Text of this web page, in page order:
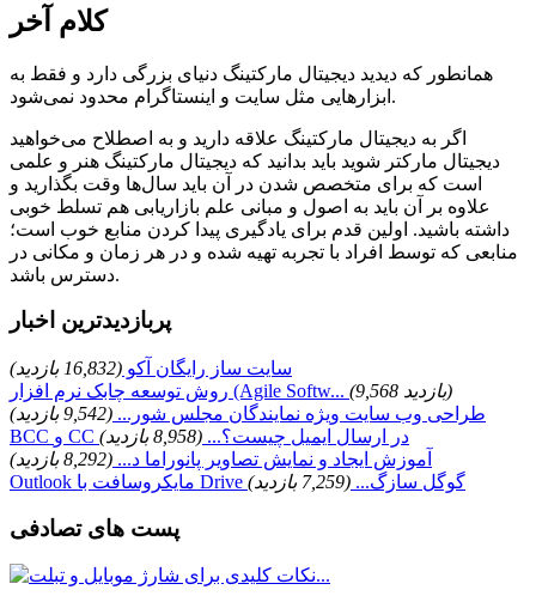
کلام آخر
همانطور که دیدید دیجیتال مارکتینگ دنیای بزرگی دارد و فقط به
ابزارهایی مثل سایت و اینستاگرام محدود نمی‌شود.
اگر به دیجیتال مارکتینگ علاقه دارید و به اصطلاح می‌خواهید
دیجیتال مارکتر شوید باید بدانید که دیجیتال مارکتینگ هنر و علمی
است که برای متخصص شدن در آن باید سال‌ها وقت بگذارید و
علاوه بر آن باید به اصول و مبانی علم بازاریابی هم تسلط خوبی
داشته باشید. اولین قدم برای یادگیری پیدا کردن منابع خوب است؛
منابعی که توسط افراد با تجربه تهیه شده و در هر زمان و مکانی در
دسترس باشد.
پربازدیدترین اخبار
سایت ساز رایگان آکو (16,832 بازدید)
روش توسعه چابک نرم افزار (Agile Softw...
(9,568 بازدید)
طراحی وب سایت ویژه نمایندگان مجلس شور... (9,542 بازدید)
BCC و CC در ارسال ایمیل چیست؟... (8,958 بازدید)
آموزش ایجاد و نمایش تصاویر پانوراما د... (8,292 بازدید)
Outlook مایکروسافت با Drive گوگل سازگ... (7,259 بازدید)
پست های تصادفی